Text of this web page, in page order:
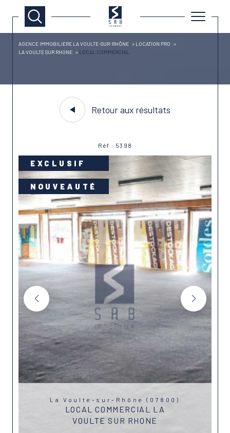
AGENCE IMMOBILIÈRE LA VOULTE-SUR-RHÔNE
LOCATION PRO
LA VOULTE SUR RHONE
LOCAL COMMERCIAL
Retour aux résultats
Réf : 5398
EXCLUSIF
NOUVEAUTÉ
La Voulte-sur-Rhône (07800)
LOCAL COMMERCIAL LA
VOULTE SUR RHONE